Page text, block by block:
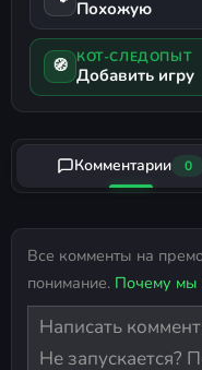
Похожую
🧭 КОТ-СЛЕДОПЫТ
Добавить игру
Комментарии 0
Все комменты на
понимание. Почему мы